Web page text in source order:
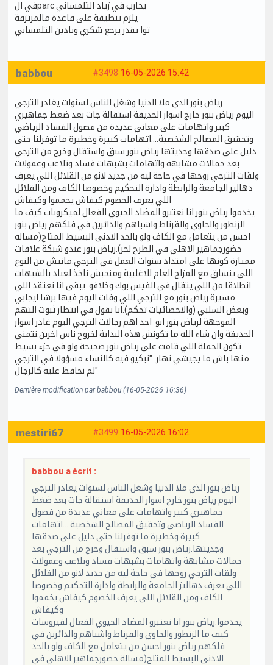
في الparc يحارب في زياد التلمساني
يلزم تنظيفة على قاعدة مالمرتزقة
توا يقدر يرجع شكري وبادين التلمساني
#3498 16-05-2026 15:42
babbou
رياض بنور الذي ملا الدنيا وشغل الناس لسنوات يغادر الترجي
اليوم رياض بنور خارج اسوار الحديقة استقالة جات بعد ضغط جماهيري
كبير واتهامات على معاني عديدة من فصول الفساد الرياضي
وتحقيق المصالح الشخصية....اتهامات كبيرة وخطيرة ما توفرلنا حتى
دليل على صدقها وجديتها.رياض بنور سبق واستقال وخرج من الترجي
بعد حمالات مشابهة واتهامات بشبهات فساد وتلاعب وعمولات
ولقات الترجي روحها في حاجة ليه من جديد لانو من القلائل اللي يعرف
دهاليز الجامعة والرابطة وادارة التحكيم وخصوصا الكاف ومن القلائل
اللي يعرف الخصوم كيفاش يخمموا وكيفاش
يخدموا.رياض بنور انا نعتبرو المضاد الحيوي الفعال لميكروبات كيف ما
الزنطور والحاوي والقرناط واشباهم والدائرين في فلكهم رياض بنور
احسن من يتعامل مع الكاف ولو بالحد الادنى البسيط المتاح(مسالة
حضورجماهير الاهلي في الطرح لخر).رياض بنور عندو شبكة علاقات
ممتازة كونها على امتداد سنوات العمل في الترجي.مانيش من النوع
اللي ينساق مع المزاج العام للاغلبية ومنحبش ناخذ لعباد بالشبهات
انطلاقا من اللي يتقال في الفيس بوك وخلافو. يبقى انا نعتقد اللي
مسيرة رياض بنور مع الترجي اللي وفات اليوم فيها برشا ايجابي
وبعض السلبي (والاحصائيات تحكم).انا نقول في انتظار ثبوت التهم
الموجهة لرياض بنور انو احد اهم رجالات الترجي اليوم غادر اسوار
الحديقة وان شاء الله ما تكونش هذه البداية لخروج ناس اخرين.نتمنى
تكون الحملة اللي قامت على رياض بنور صحيحة ولو في جزء بسيط
منها باش ما يجيشي نهار "نبكيو فيه كالنساء مسؤولا في الترجي
لم نحافظ عليه كالرجال"
Dernière modification par babbou (16-05-2026 16:36)
#3499 16-05-2026 16:02
mestiri67
babbou a écrit :
رياض بنور الذي ملا الدنيا وشغل الناس لسنوات يغادر الترجي
اليوم رياض بنور خارج اسوار الحديقة استقالة جات بعد ضغط
جماهيري كبير واتهامات على معاني عديدة من فصول
الفساد الرياضي وتحقيق المصالح الشخصية....اتهامات
كبيرة وخطيرة ما توفرلنا حتى دليل على صدقها
وجديتها.رياض بنور سبق واستقال وخرج من الترجي بعد
حمالات مشابهة واتهامات بشبهات فساد وتلاعب وعمولات
ولقات الترجي روحها في حاجة ليه من جديد لانو من القلائل
اللي يعرف دهاليز الجامعة والرابطة وادارة التحكيم وخصوصا
الكاف ومن القلائل اللي يعرف الخصوم كيفاش يخمموا
وكيفاش
يخدموا.رياض بنور انا نعتبرو المضاد الحيوي الفعال لفيروسات
كيف ما الزنطور والحاوي والقرناط واشباهم والدائرين في
فلكهم رياض بنور احسن من يتعامل مع الكاف ولو بالحد
الادنى البسيط المتاح(مسالة حضورجماهير الاهلي في